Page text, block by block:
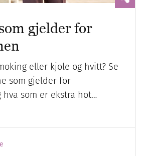
gjelder for
eller kjole og hvitt? Se
som gjelder for
hva som er ekstra hot…